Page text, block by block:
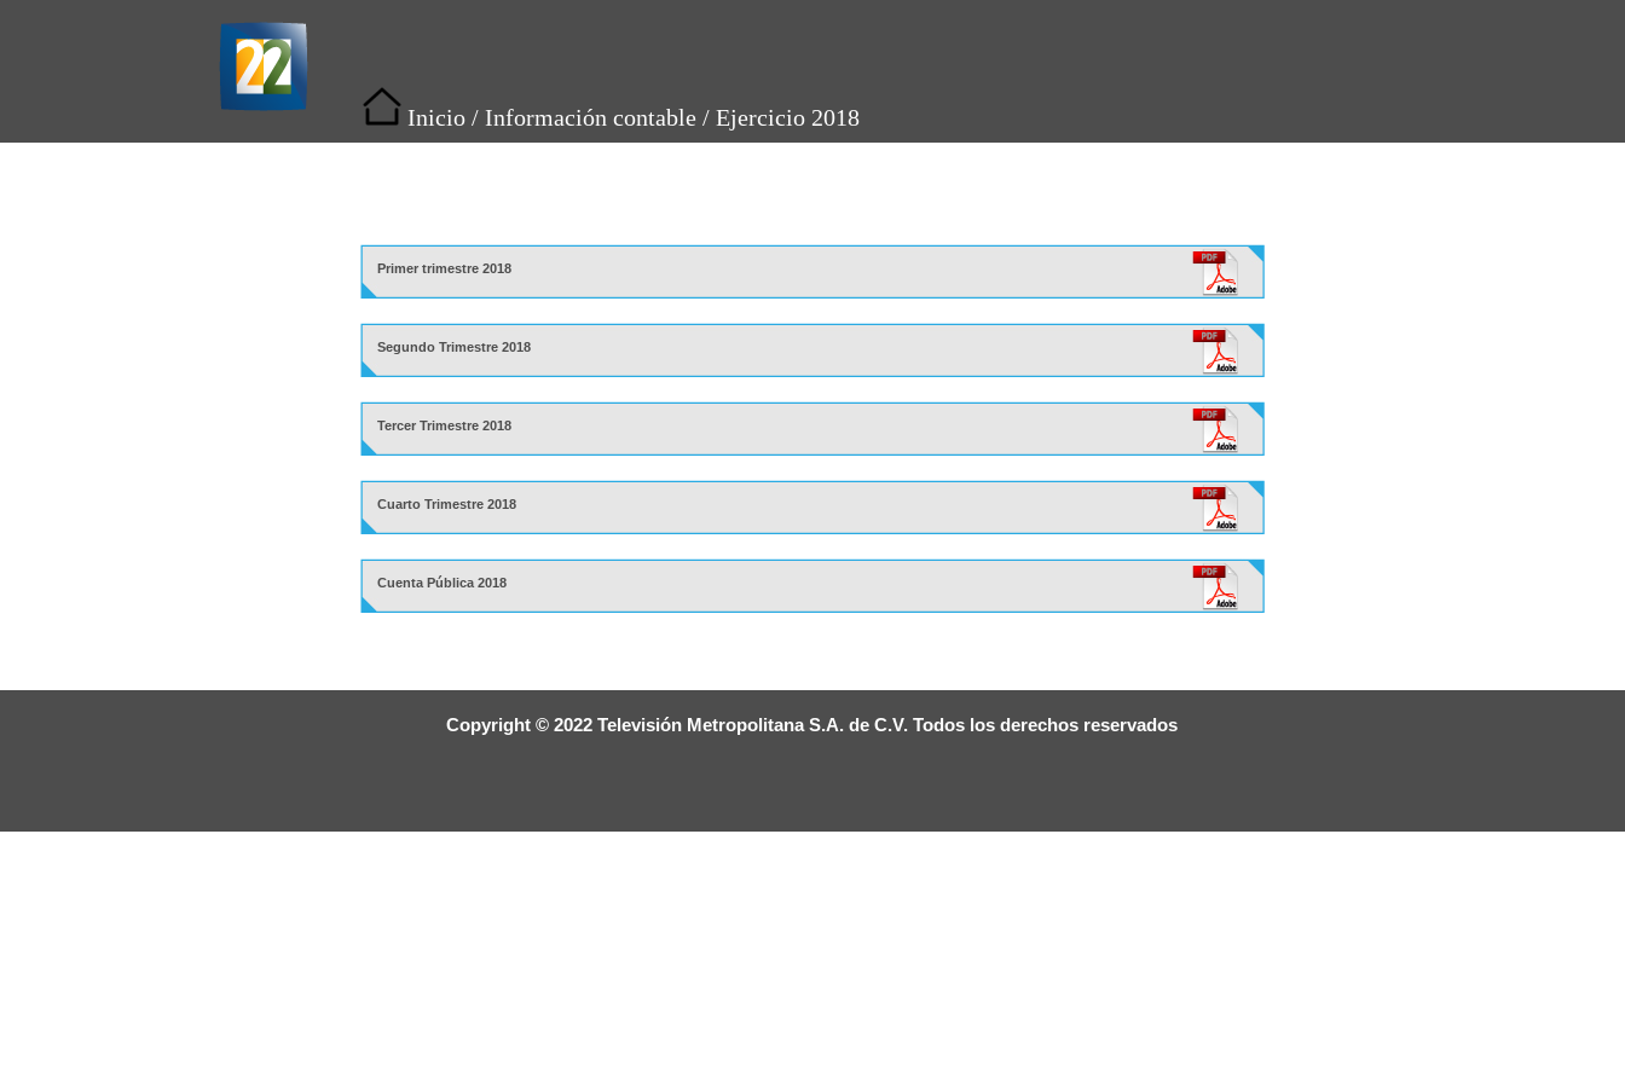
Inicio / Información contable / Ejercicio 2018
Primer trimestre 2018
Segundo Trimestre 2018
Tercer Trimestre 2018
Cuarto Trimestre 2018
Cuenta Pública 2018
Copyright © 2022 Televisión Metropolitana S.A. de C.V. Todos los derechos reservados